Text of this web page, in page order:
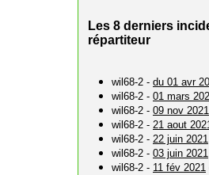
Les 8 derniers
répartiteur
wil68-2 - du 01 avr
wil68-2 - 01 mars
wil68-2 - 09 nov 2021
wil68-2 - 21 aout
wil68-2 - 22 juin 2021
wil68-2 - 03 juin 2021
wil68-2 - 11 fév 2021